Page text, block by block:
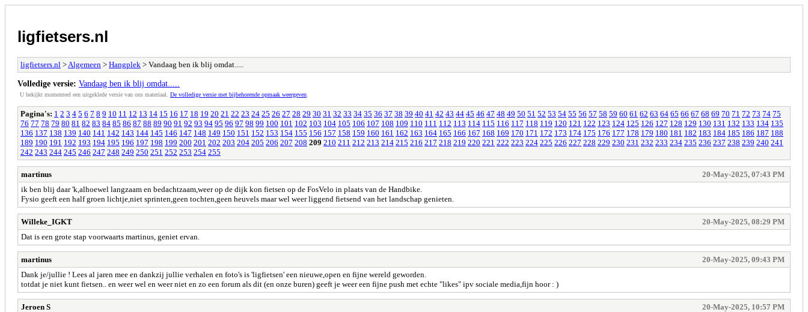
ligfietsers.nl
ligfietsers.nl > Algemeen > Hangplek > Vandaag ben ik blij omdat.....
Volledige versie: Vandaag ben ik blij omdat.....
U bekijkt momenteel een uitgeklede versie van ons materiaal. De volledige versie met bijbehorende opmaak weergeven
Pagina's: 1 2 3 4 5 6 7 8 9 10 11 12 13 14 15 16 17 18 19 20 21 22 23 24 25 26 27 28 29 30 31 32 33 34 35 36 37 38 39 40 41 42 43 44 45 46 47 48 49 50 51 52 53 54 55 56 57 58 59 60 61 62 63 64 65 66 67 68 69 70 71 72 73 74 75
76 77 78 79 80 81 82 83 84 85 86 87 88 89 90 91 92 93 94 95 96 97 98 99 100 101 102 103 104 105 106 107 108 109 110 111 112 113 114 115 116 117 118 119 120 121 122 123 124 125 126 127 128 129 130 131 132 133 134 135
136 137 138 139 140 141 142 143 144 145 146 147 148 149 150 151 152 153 154 155 156 157 158 159 160 161 162 163 164 165 166 167 168 169 170 171 172 173 174 175 176 177 178 179 180 181 182 183 184 185 186 187 188
189 190 191 192 193 194 195 196 197 198 199 200 201 202 203 204 205 206 207 208 209 210 211 212 213 214 215 216 217 218 219 220 221 222 223 224 225 226 227 228 229 230 231 232 233 234 235 236 237 238 239 240 241
242 243 244 245 246 247 248 249 250 251 252 253 254 255
martinus
20-May-2025, 07:43 PM
ik ben blij daar 'k,alhoewel langzaam en bedachtzaam,weer op de dijk kon fietsen op de FosVelo in plaats van de Handbike.
Fysio geeft een half groen lichtje,niet sprinten,geen tochten,geen heuvels maar wel weer liggend fietsend van het landschap genieten.
Willeke_IGKT
20-May-2025, 08:29 PM
Dat is een grote stap voorwaarts martinus, geniet ervan.
martinus
20-May-2025, 09:43 PM
Dank je/jullie ! Lees al jaren mee en dankzij jullie verhalen en foto's is 'ligfietsen' een nieuwe,open en fijne wereld geworden.
totdat je niet kunt fietsen.. en weer wel en weer niet en zo een forum als dit (en onze buren) geeft je weer een fijne push met echte "likes" ipv sociale media,fijn hoor : )
Jeroen S
20-May-2025, 10:57 PM